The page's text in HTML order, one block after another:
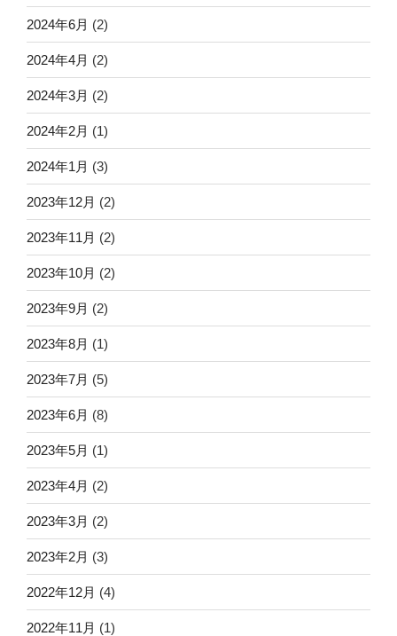
2024年6月 (2)
2024年4月 (2)
2024年3月 (2)
2024年2月 (1)
2024年1月 (3)
2023年12月 (2)
2023年11月 (2)
2023年10月 (2)
2023年9月 (2)
2023年8月 (1)
2023年7月 (5)
2023年6月 (8)
2023年5月 (1)
2023年4月 (2)
2023年3月 (2)
2023年2月 (3)
2022年12月 (4)
2022年11月 (1)